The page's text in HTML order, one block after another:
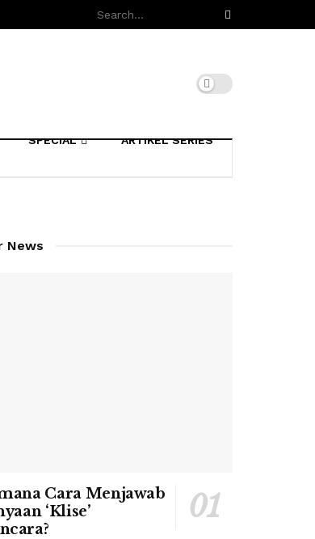
SPECIAL ARTIKEL SERIES
News
Cara Menjawab
‘Klise’